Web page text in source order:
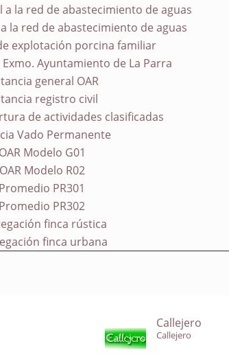
a la red de abastecimiento de aguas
la red de abastecimiento de aguas
explotación porcina familiar
Ayuntamiento de La Parra
general OAR
registro civil
de actividades clasificadas
Vado Permanente
OAR Modelo G01
OAR Modelo R02
Promedio PR301
Promedio PR302
finca rústica
finca urbana
Callejero
Callejero